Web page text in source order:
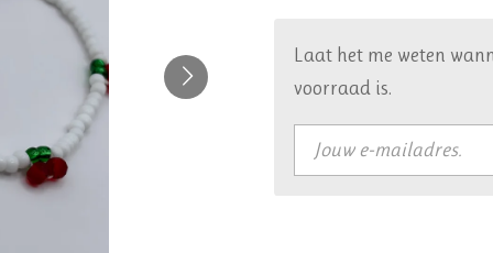
Laat het me weten
voorraad is.